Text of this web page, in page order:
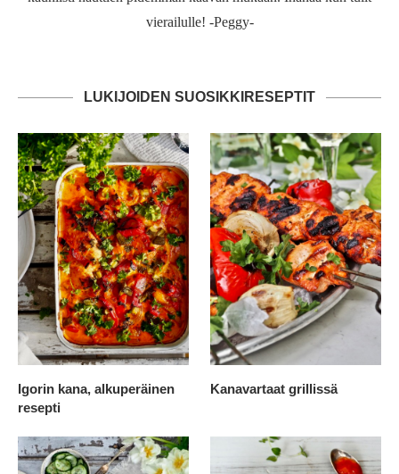
vierailulle! -Peggy-
LUKIJOIDEN SUOSIKKIRESEPTIT
Igorin kana, alkuperäinen
resepti
Kanavartaat grillissä